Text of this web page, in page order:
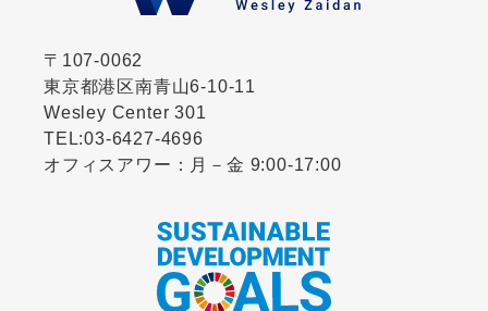
〒107-0062
東京都港区南青山6-10-11
Wesley Center 301
TEL:03-6427-4696
オフィスアワー：月－金 9:00-17:00